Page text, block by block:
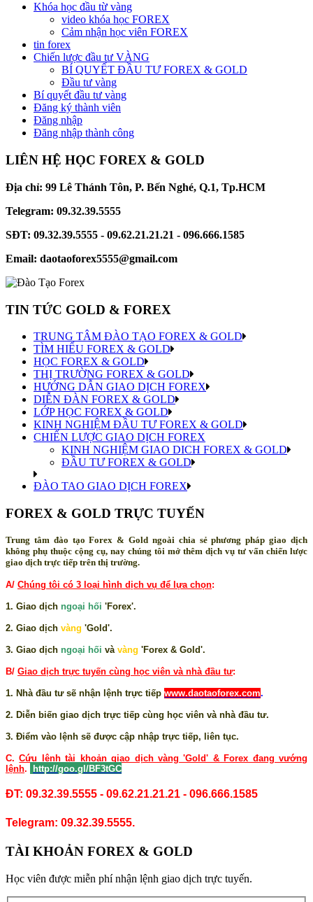
Khóa học đầu từ vàng
video khóa học FOREX
Cảm nhận học viên FOREX
tin forex
Chiến lược đầu tư VÀNG
BÍ QUYẾT ĐẦU TƯ FOREX & GOLD
Đầu tư vàng
Bí quyết đầu tư vàng
Đăng ký thành viên
Đăng nhập
Đăng nhập thành công
LIÊN HỆ HỌC FOREX & GOLD
Địa chỉ: 99 Lê Thánh Tôn, P. Bến Nghé, Q.1, Tp.HCM
Telegram: 09.32.39.5555
SĐT: 09.32.39.5555 - 09.62.21.21.21 - 096.666.1585
Email: daotaoforex5555@gmail.com
TIN TỨC GOLD & FOREX
TRUNG TÂM ĐÀO TẠO FOREX & GOLD
TÌM HIỂU FOREX & GOLD
HỌC FOREX & GOLD
THỊ TRƯỜNG FOREX & GOLD
HƯỚNG DẪN GIAO DỊCH FOREX
DIỄN ĐÀN FOREX & GOLD
LỚP HỌC FOREX & GOLD
KINH NGHIỆM ĐẦU TƯ FOREX & GOLD
CHIẾN LƯỢC GIAO DỊCH FOREX
KINH NGHIỆM GIAO DICH FOREX & GOLD
ĐẦU TƯ FOREX & GOLD
ĐÀO TAO GIAO DỊCH FOREX
FOREX & GOLD TRỰC TUYẾN
Trung tâm đào tạo Forex & Gold ngoài chia sẻ phương pháp giao dịch
không phụ thuộc cộng cụ, nay chúng tôi mở thêm dịch vụ tư vấn chiến lược
giao dịch trực tiếp trên thị trường.
A/ Chúng tôi có 3 loại hình dịch vụ để lựa chọn:
1. Giao dịch ngoại hối 'Forex'.
2. Giao dịch vàng 'Gold'.
3. Giao dịch ngoại hối và vàng 'Forex & Gold'.
B/ Giao dịch trực tuyến cùng học viên và nhà đầu tư:
1. Nhà đầu tư sẽ nhận lệnh trực tiếp www.daotaoforex.com.
2. Diễn biến giao dịch trực tiếp cùng học viên và nhà đầu tư.
3. Điểm vào lệnh sẽ được cập nhập trực tiếp, liên tục.
C.Cứu lệnh tài khoản giao dịch vàng 'Gold' & Forex đang vướng
lệnh. http://goo.gl/BF3tGC
ĐT: 09.32.39.5555 - 09.62.21.21.21 - 096.666.1585
Telegram: 09.32.39.5555.
TÀI KHOẢN FOREX & GOLD
Học viên được miễn phí nhận lệnh giao dịch trực tuyến.